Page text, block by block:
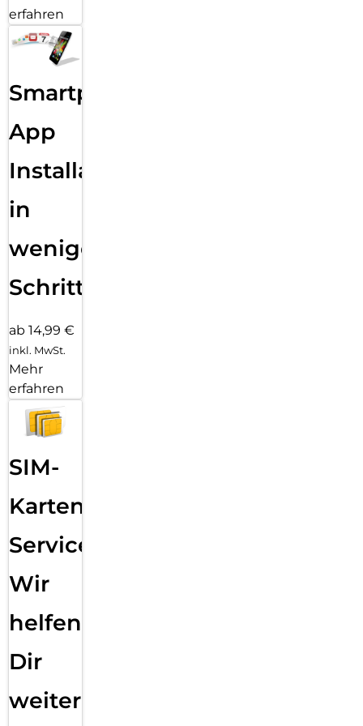
verdeckten Öffnungen für Lautsprecher oder Mikrofone und
erst recht keine Blasen unter der Displayfolie.
erfahren
Smartphone
App
Installation
in
wenigen
Schritten
ab 14,99 €
inkl. MwSt.
Mehr
erfahren
SIM-
Karten
Service:
Wir
helfen
Dir
weiter